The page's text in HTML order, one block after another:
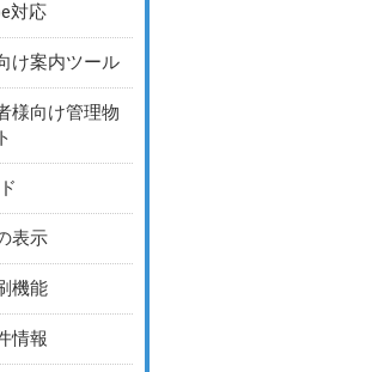
対応
け案内ツール
様向け管理物
表示
機能
情報